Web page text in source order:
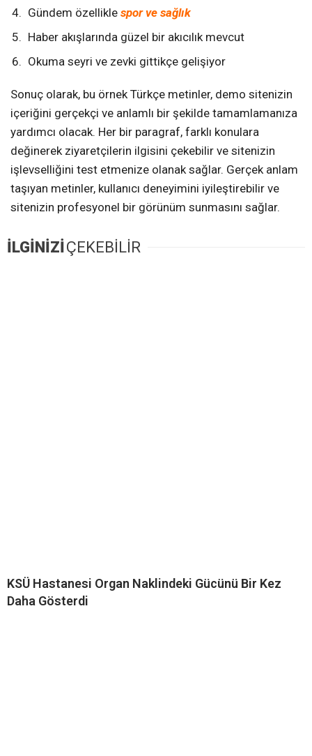
Gündem özellikle spor ve sağlık
Haber akışlarında güzel bir akıcılık mevcut
Okuma seyri ve zevki gittikçe gelişiyor
Sonuç olarak, bu örnek Türkçe metinler, demo sitenizin
içeriğini gerçekçi ve anlamlı bir şekilde tamamlamanıza
yardımcı olacak. Her bir paragraf, farklı konulara
değinerek ziyaretçilerin ilgisini çekebilir ve sitenizin
işlevselliğini test etmenize olanak sağlar. Gerçek anlam
taşıyan metinler, kullanıcı deneyimini iyileştirebilir ve
sitenizin profesyonel bir görünüm sunmasını sağlar.
İLGİNİZİ ÇEKEBİLİR
KSÜ Hastanesi Organ Naklindeki Gücünü Bir Kez
Daha Gösterdi